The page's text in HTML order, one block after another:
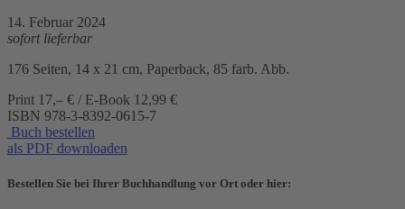
14. Februar 2024
sofort lieferbar
176 Seiten, 14 x 21 cm, Paperback, 85 farb. Abb.
Print 17,– € / E-Book 12,99 €
ISBN 978-3-8392-0615-7
Buch bestellen
als PDF downloaden
Bestellen Sie bei Ihrer Buchhandlung vor Ort oder hier: